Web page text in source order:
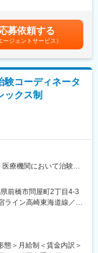
し、バイオ医薬等の画
ローバル・スペシャリ
客様先での業務が4割ほ
の打ち合わせ等もある
つとなります。
経験＆技術的な知識が
ります。
品を扱っており、業務
す。
に問題がなければ原則
る優良企業の正社員と
試験ノルマなし）
の手でアナログに行わ
、計測、分包まで対応
負担軽減に大きく貢献
定します。■昇給：年1
額であり、選考を通じ
は固定手当を含めた表記
募依頼する
ージェントサービス）
験コーディネータ
ックス制
療機関において治験責
打ち合わせ、被験者候
被験者候補への試験概
ームド・コンセン
調整、検査項目の確認
前橋市問屋町2丁目4-3
ライン高崎東海道線／新
範囲：会社の定める事
態＞月給制＜賃金内訳＞